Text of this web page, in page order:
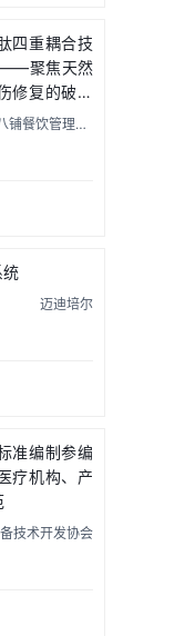
四重耦合技
修复的破局
铺餐饮管理有
统
迈迪培尔
准编制参编
疗机构、产
技术开发协会